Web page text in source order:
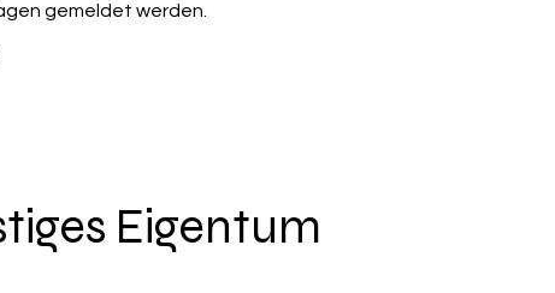
gemeldet werden.
Eigentum